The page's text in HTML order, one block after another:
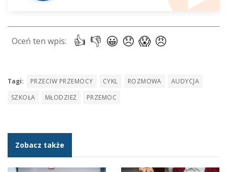
Tagi: PRZECIW PRZEMOCY CYKL ROZMOWA
AUDYCJA
SZKOŁA
MŁODZIEŻ PRZEMOC
Zobacz także